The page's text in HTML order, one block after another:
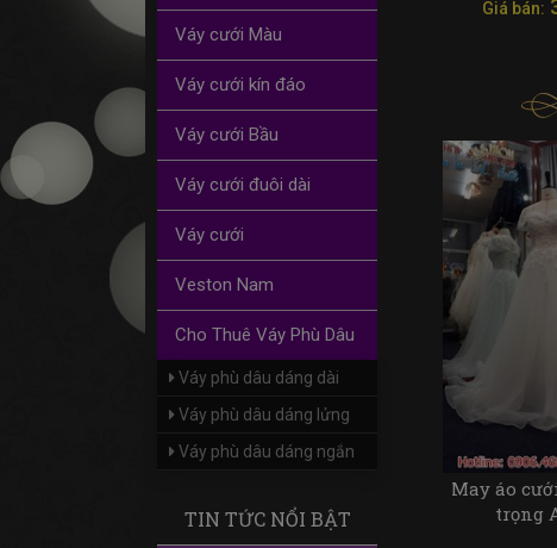
Váy cưới Màu
Váy cưới kín đáo
Váy cưới Bầu
Váy cưới đuôi dài
Váy cưới
Veston Nam
Cho Thuê Váy Phù Dâu
Váy phù dâu dáng dài
Váy phù dâu dáng lửng
Váy phù dâu dáng ngắn
TIN TỨC NỔI BẬT
Giá bán:
May áo
trọng